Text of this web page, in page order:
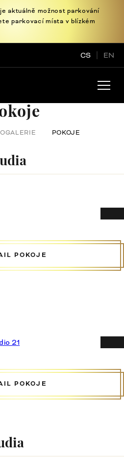
aktuálně možnost parkování
parkovací místa v blízkém
CS EN
POKOJE
POKOJE
POKOJE